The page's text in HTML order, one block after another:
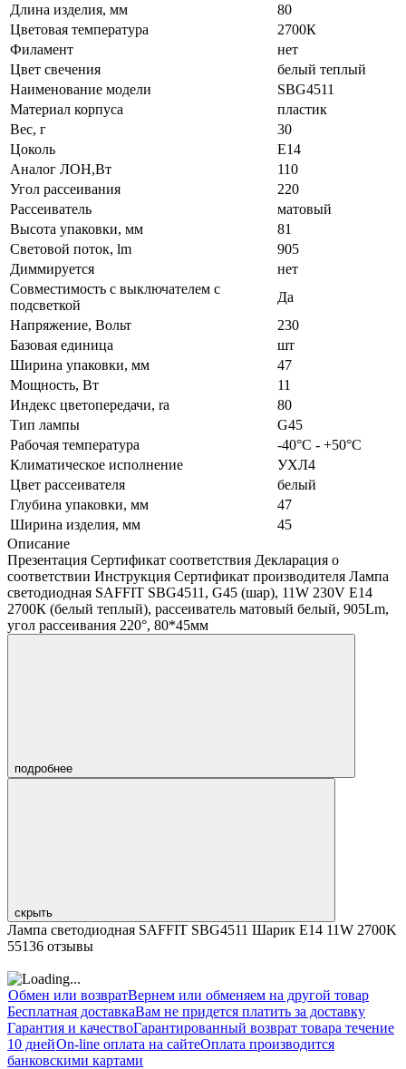
Длина изделия, мм
80
Цветовая температура
2700К
Филамент
нет
Цвет свечения
белый теплый
Наименование модели
SBG4511
Материал корпуса
пластик
Вес, г
30
Цоколь
E14
Аналог ЛОН,Вт
110
Угол рассеивания
220
Рассеиватель
матовый
Высота упаковки, мм
81
Световой поток, lm
905
Диммируется
нет
Совместимость с выключателем с
подсветкой
Да
Напряжение, Вольт
230
Базовая единица
шт
Ширина упаковки, мм
47
Мощность, Вт
11
Индекс цветопередачи, ra
80
Тип лампы
G45
Рабочая температура
-40°C - +50°C
Климатическое исполнение
УХЛ4
Цвет рассеивателя
белый
Глубина упаковки, мм
47
Ширина изделия, мм
45
Описание
Презентация Сертификат соответствия Декларация о
соответствии Инструкция Сертификат производителя Лампа
светодиодная SAFFIT SBG4511, G45 (шар), 11W 230V E14
2700К (белый теплый), рассеиватель матовый белый, 905Lm,
угол рассеивания 220°, 80*45мм
подробнее
скрыть
Лампа светодиодная SAFFIT SBG4511 Шарик E14 11W 2700K
55136 отзывы
Обмен или возвратВернем или обменяем на другой товар
Бесплатная доставкаВам не придется платить за доставку
Гарантия и качествоГарантированный возврат товара течение
10 днейOn-line оплата на сайтеОплата производится
банковскими картами